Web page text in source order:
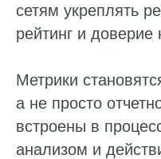
сетям укреплять
рейтинг и доверие
Метрики
а не просто
встроены в
анализом и